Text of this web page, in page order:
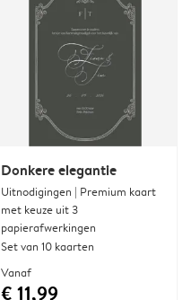
Donkere elegantie
Uitnodigingen | Premium kaart
met keuze uit 3
papierafwerkingen
Set van 10 kaarten
Vanaf
€ 11,99